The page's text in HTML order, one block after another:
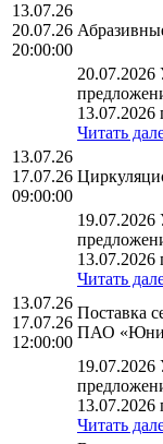
13.07.26
20.07.26
20:00:00
20.07.2026
13.07.2026
Читать
13.07.26
17.07.26
09:00:00
19.07.2026
13.07.2026
Читать
13.07.26
17.07.26
12:00:00
Поставка
ПАО
19.07.2026
13.07.2026
Читать